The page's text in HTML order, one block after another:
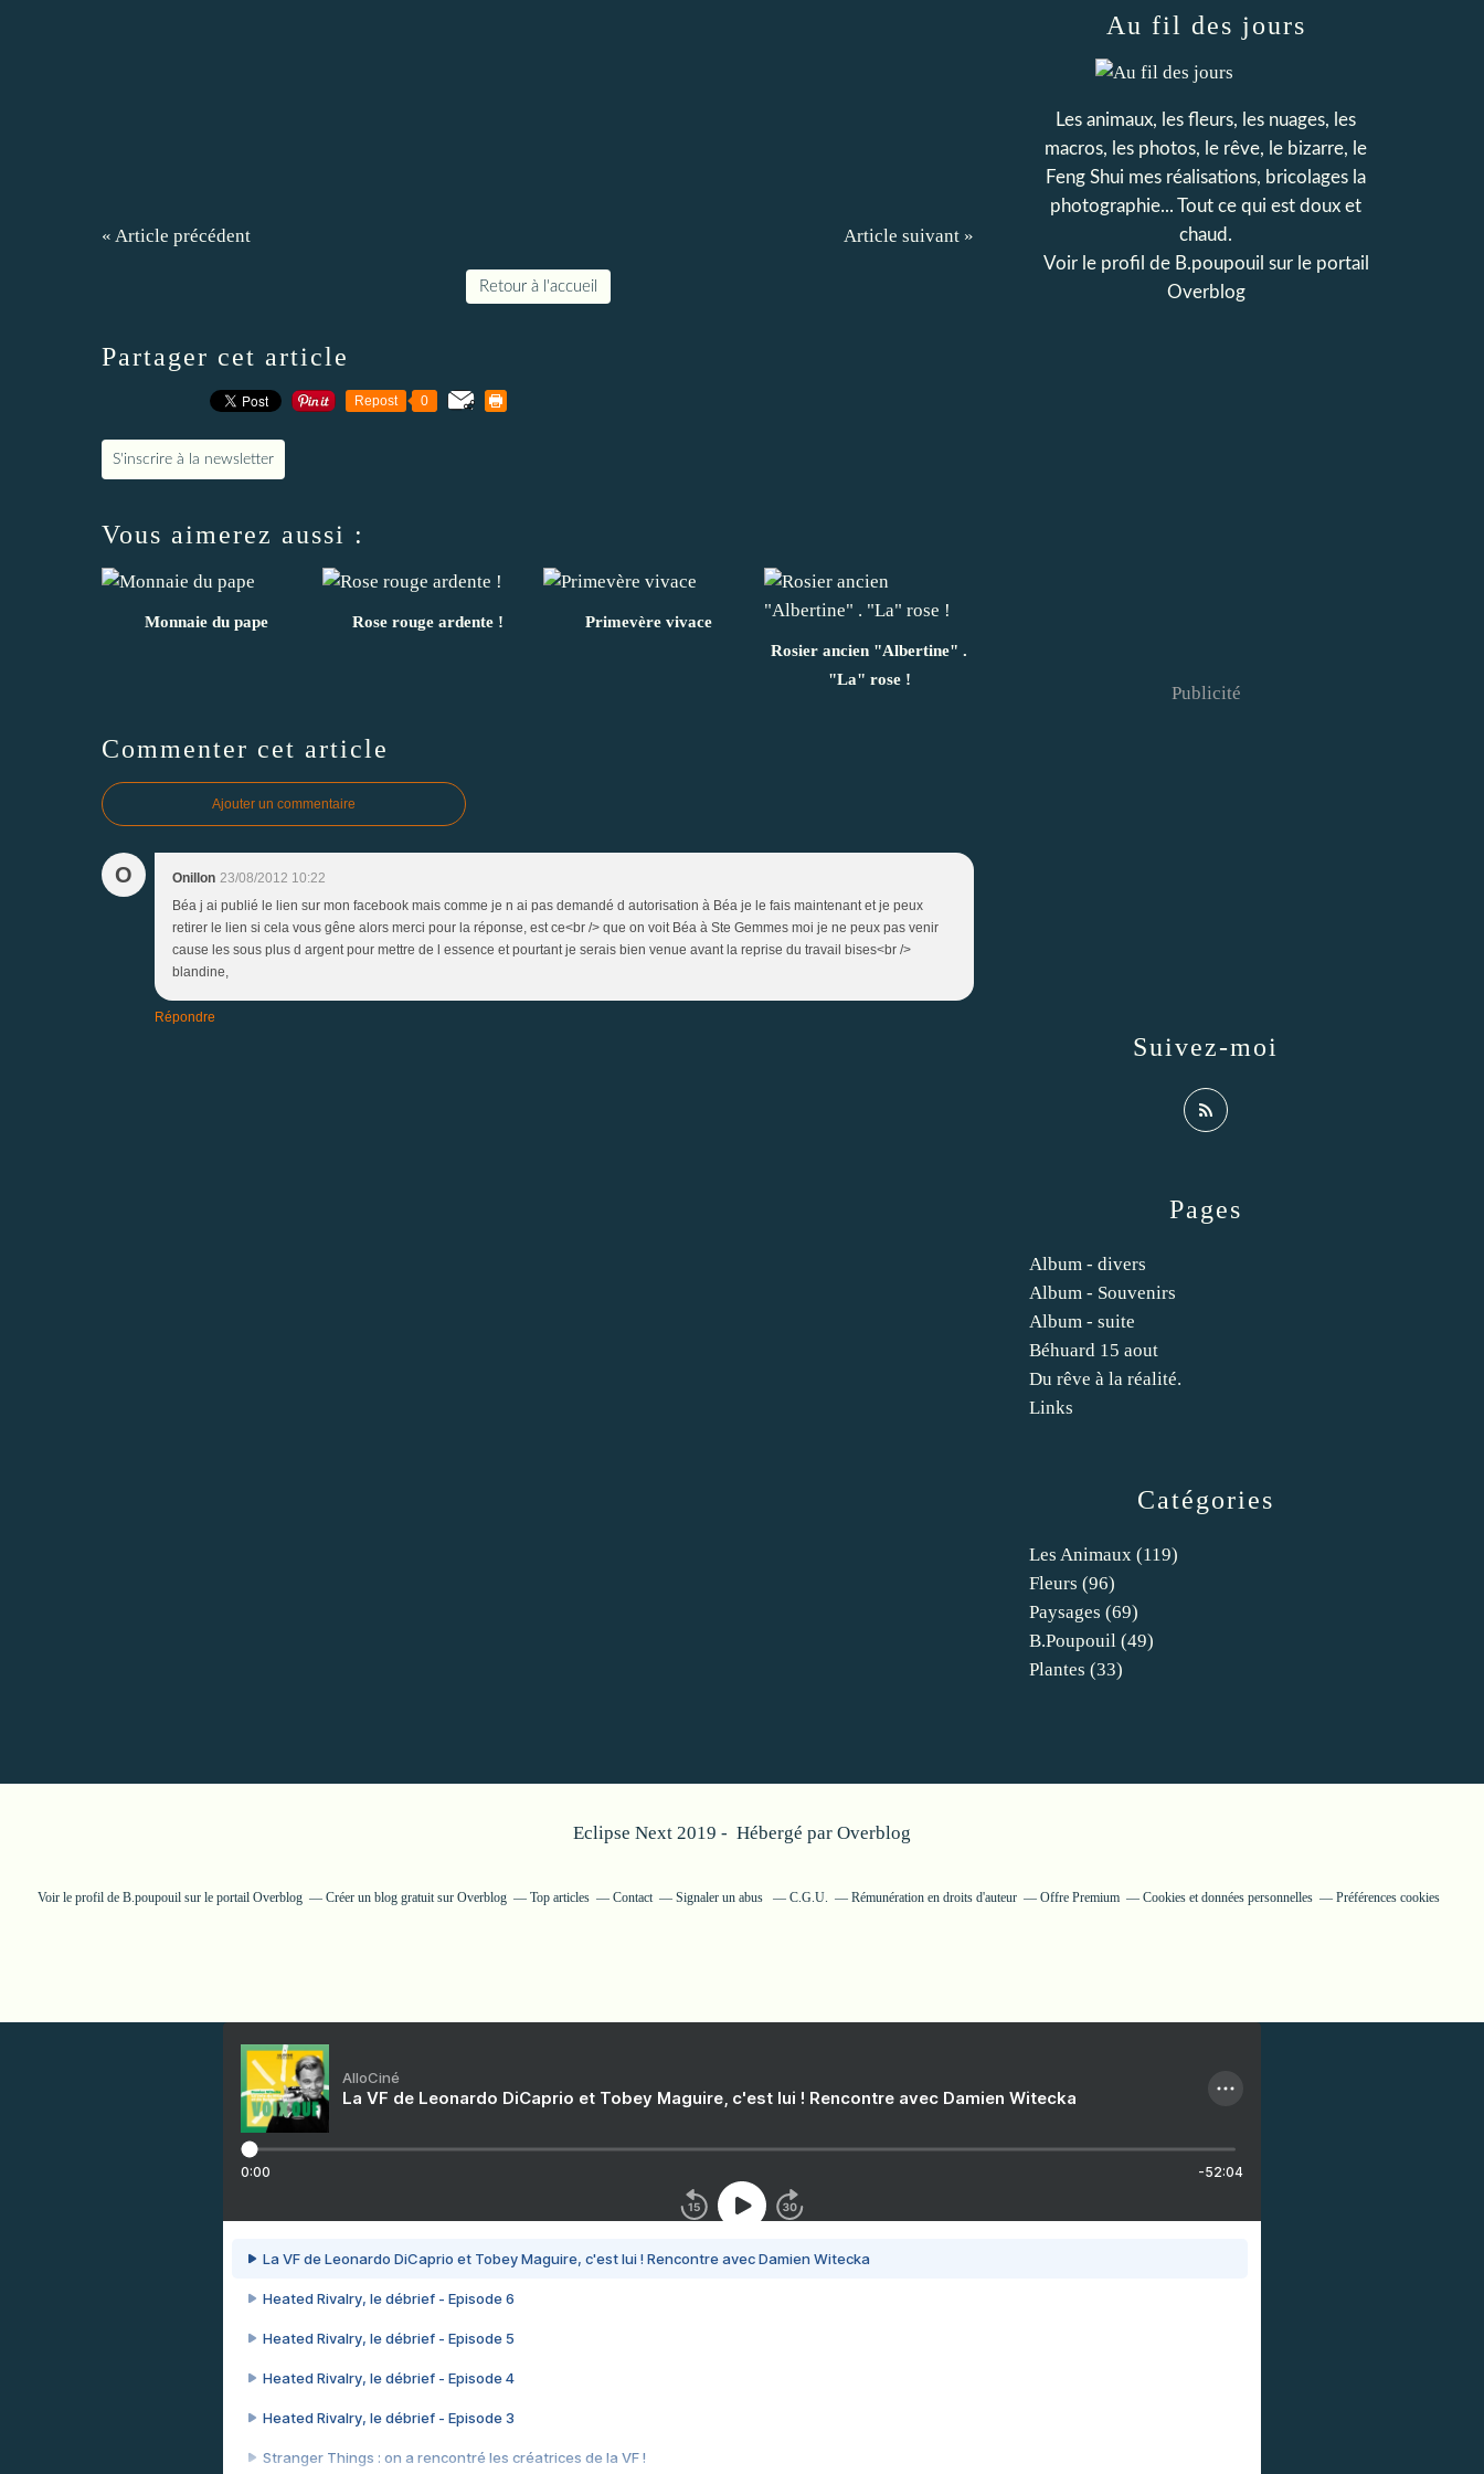
« Article précédent Article suivant »
Retour à l'accueil
Partager cet article
Repost 0
S'inscrire à la newsletter
Vous aimerez aussi :
Monnaie du pape Rose rouge ardente !
Primevère vivace
Rosier ancien "Albertine" .
"La" rose !
Commenter cet article
Ajouter un commentaire
O Onillon 23/08/2012 10:22
Béa j ai publié le lien sur mon facebook mais comme je n ai pas demandé d autorisation à Béa je le fais maintenant et je peux
retirer le lien si cela vous gêne alors merci pour la réponse, est ce<br /> que on voit Béa à Ste Gemmes moi je ne peux pas venir
cause les sous plus d argent pour mettre de l essence et pourtant je serais bien venue avant la reprise du travail bises<br />
blandine,
Répondre
Catégories
Les Animaux (119)
Fleurs (96)
Paysages (69)
B.poupouil (49)
Plantes (33)
Pages
Album - divers
Album - Souvenirs
Album - suite
Béhuard 15 aout
Du rêve à la réalité.
Links
Au fil des jours
Les animaux, les fleurs, les nuages, les
macros, les photos, le rêve, le bizarre, le
Feng Shui mes réalisations, bricolages la
photographie... Tout ce qui est doux et
chaud.
Voir le profil de B.poupouil sur le portail
Overblog
Suivez-moi
Publicité
Eclipse Next 2019 - Hébergé par Overblog
Voir le profil de B.poupouil sur le portail Overblog Créer un blog gratuit sur Overblog Top articles Contact Signaler un abus C.G.U. Rémunération en droits d'auteur Offre Premium Cookies et données personnelles Préférences cookies
AlloCiné
La VF de Leonardo DiCaprio et Tobey Maguire, c'est lui ! Rencontre avec Damien Witecka
0:00 -52:04
La VF de Leonardo DiCaprio et Tobey Maguire, c'est lui ! Rencontre avec Damien Witecka
Heated Rivalry, le débrief - Episode 6
Heated Rivalry, le débrief - Episode 5
Heated Rivalry, le débrief - Episode 4
Heated Rivalry, le débrief - Episode 3
Stranger Things : on a rencontré les créatrices de la VF !